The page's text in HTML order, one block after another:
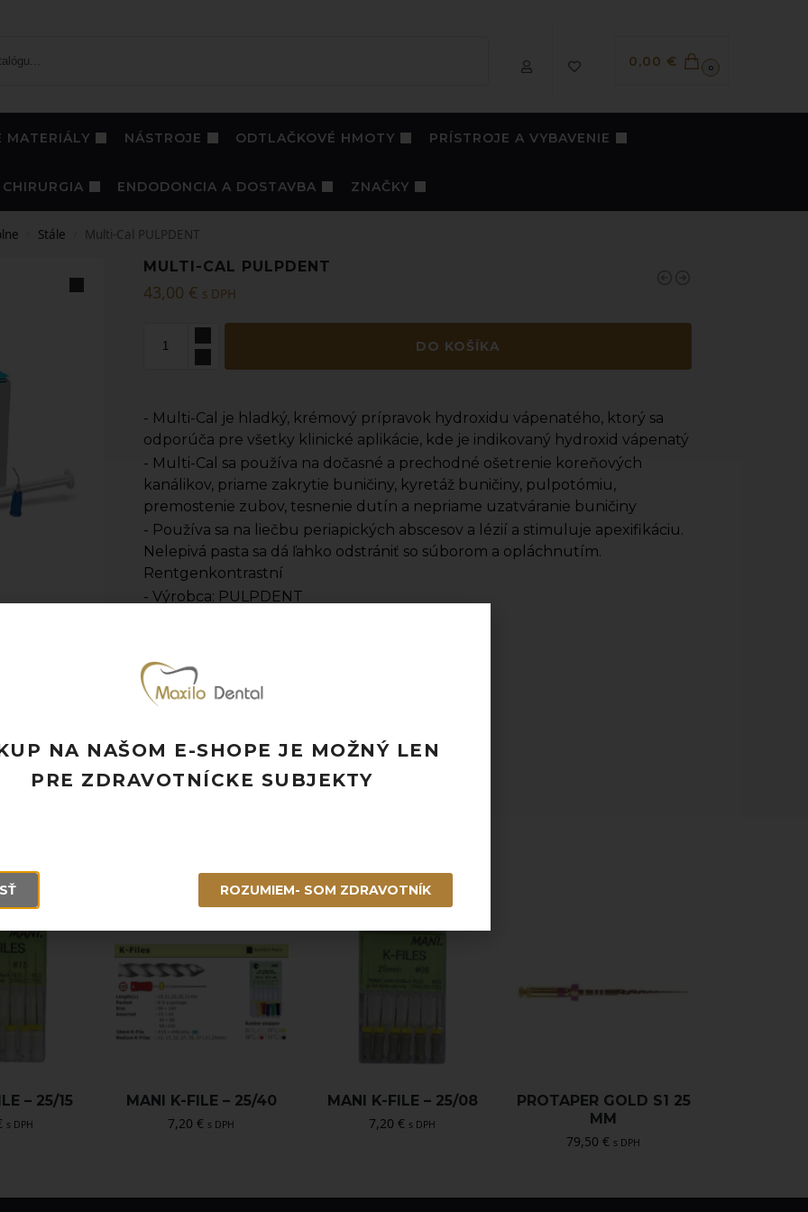
0,00 € 0
MATERIÁLY NÁSTROJE ODTLAČKOVÉ HMOTY PRÍSTROJE A VYBAVENIE
CHIRURGIA ENDODONCIA A DOSTAVBA ZNAČKY
Stále Multi-Cal PULPDENT
MULTI-CAL PULPDENT
43,00 € s DPH
DO KOŠÍKA
- Multi-Cal je hladký, krémový prípravok hydroxidu vápenatého, ktorý sa
odporúča pre všetky klinické aplikácie, kde je indikovaný hydroxid vápenatý
- Multi-Cal sa používa na dočasné a prechodné ošetrenie koreňových
kanálikov, priame zakrytie buničiny, kyretáž buničiny, pulpotómiu,
premostenie zubov, tesnenie dutín a nepriame uzatváranie buničiny
- Používa sa na liečbu periapických abscesov a lézií a stimuluje apexifikáciu.
Nelepivá pasta sa dá ľahko odstrániť so súborom a opláchnutím.
Rentgenkontrastní
- Výrobca: PULPDENT
Pridať k obľúbeným
Rýchle doručenie a možnosť osobného odberu
– 25/15
s DPH
MANI K-FILE – 25/40
7,20€ s DPH
MANI K-FILE – 25/08
7,20€ s DPH
PROTAPER GOLD S1 25
MM
79,50€ s DPH
NA NAŠOM E-SHOPE JE MOŽNÝ LEN
PRE ZDRAVOTNÍCKE SUBJEKTY
ROZUMIEM- SOM ZDRAVOTNÍK